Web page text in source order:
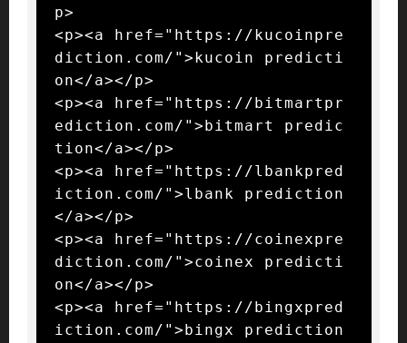
p>
<p><a href="https://kucoinpre
diction.com/">kucoin predicti
on</a></p>
<p><a href="https://bitmartpr
ediction.com/">bitmart predic
tion</a></p>
<p><a href="https://lbankpred
iction.com/">lbank prediction
</a></p>
<p><a href="https://coinexpre
diction.com/">coinex predicti
on</a></p>
<p><a href="https://bingxpred
iction.com/">bingx prediction